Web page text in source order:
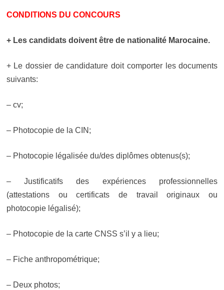
CONDITIONS DU CONCOURS
+ Les candidats doivent être de nationalité Marocaine.
+ Le dossier de candidature doit comporter les documents
suivants:
– cv;
– Photocopie de la CIN;
– Photocopie légalisée du/des diplômes obtenus(s);
– Justificatifs des expériences professionnelles
(attestations ou certificats de travail originaux ou
photocopie légalisé);
– Photocopie de la carte CNSS s’il y a lieu;
– Fiche anthropométrique;
– Deux photos;